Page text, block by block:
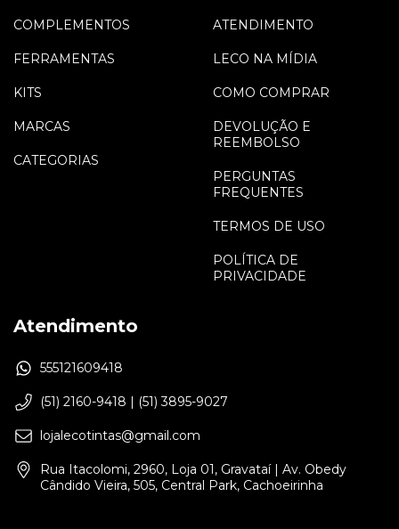
COMPLEMENTOS
FERRAMENTAS
KITS
MARCAS
CATEGORIAS
ATENDIMENTO
LECO NA MÍDIA
COMO COMPRAR
DEVOLUÇÃO E
REEMBOLSO
PERGUNTAS
FREQUENTES
TERMOS DE USO
POLÍTICA DE
PRIVACIDADE
Atendimento
555121609418
(51) 2160-9418 | (51) 3895-9027
lojalecotintas@gmail.com
Rua Itacolomi, 2960, Loja 01, Gravataí | Av. Obedy
Cândido Vieira, 505, Central Park, Cachoeirinha